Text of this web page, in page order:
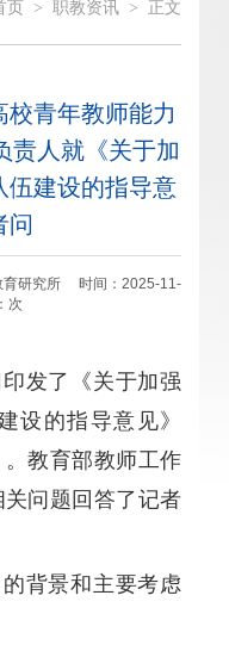
页 > 职教资讯 > 正文
校青年教师能力
责人就《关于加
伍建设的指导意
问
育研究所 时间：2025-11-
次
发了《关于加强
设的指导意见》
。教育部教师工作
问题回答了记者
背景和主要考虑